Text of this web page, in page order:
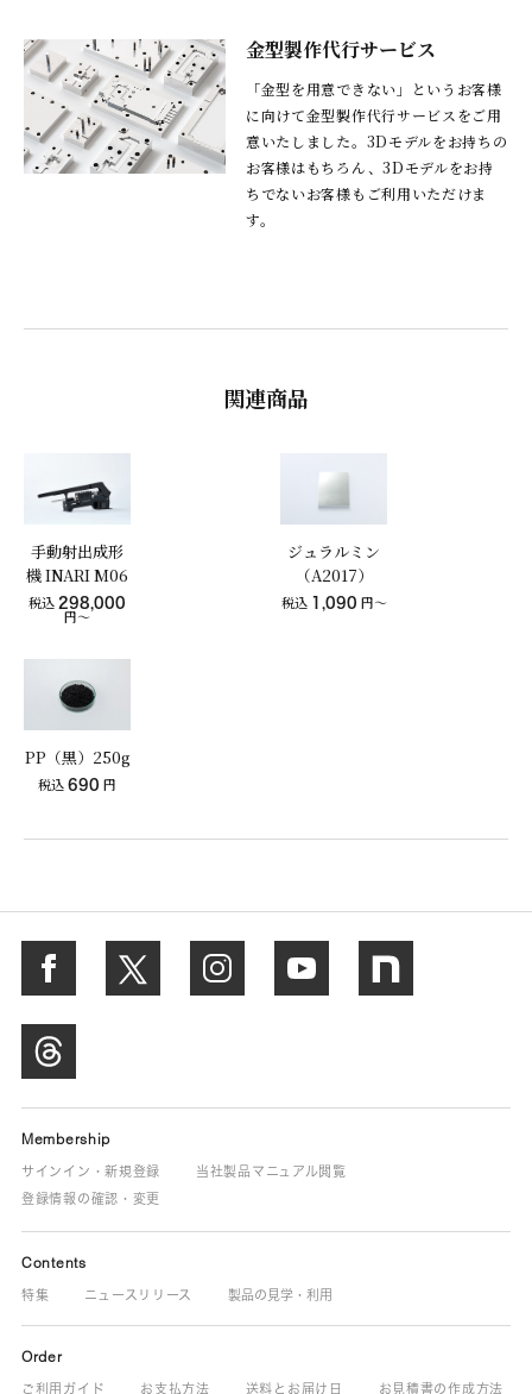
金型製作代行サービス
「金型を用意できない」というお客様
に向けて金型製作代行サービスをご用
意いたしました。3Dモデルをお持ちの
お客様はもちろん、3Dモデルをお持
ちでないお客様もご利用いただけま
す。
関連商品
手動射出成形
機 INARI M06
税込 298,000
円～
ジュラルミン
（A2017）
税込 1,090 円〜
PP（黒）250g
税込690 円
Membership
サインイン・新規登録
当社製品マニュアル閲覧
登録情報の確認・変更
Contents
特集 ニュースリリース 製品の見学・利用
Order
ご利用ガイド お支払方法 送料とお届け日 お見積書の作成方法